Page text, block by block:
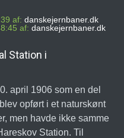
af: danskejernbaner.dk
af: danskejernbaner.dk
Station i
april 1906 som en del
opført i et naturskønt
men havde ikke samme
Station. Til